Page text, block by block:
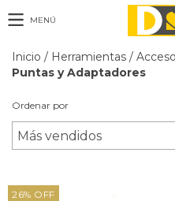
MENÚ
Inicio / Herramientas /
Puntas y Adaptadores
Ordenar por
26% OFF